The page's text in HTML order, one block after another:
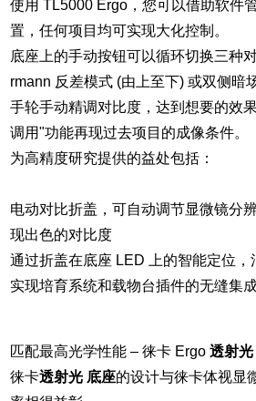
使用 TL5000 Ergo，您可以借助软件
置，任何项目均可实现大化控制。
底座上的手动按钮可以循环切换三种
rmann 反差模式 (由上至下) 或双侧暗
手轮手动精调对比度，达到想要的效
调用"功能再现过去项目的成像条件。
为高精度研究提供的益处包括：
电动对比折盖，可自动调节显微镜分
现出色的对比度
通过折盖在底座 LED 上的智能定位，
实现培育系统和载物台插件的无缝集
匹配最高光学性能 – 徕卡 Ergo透射
徕卡透射光 底座的设计与徕卡体视显